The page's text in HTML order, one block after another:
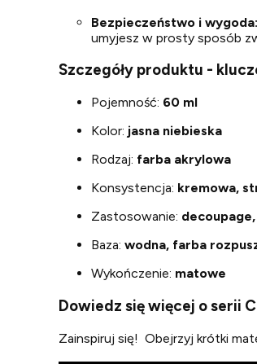
Bezpieczeństwo i wygoda:
umyjesz w prosty sposób
Szczegóły produktu -
Pojemność: 60 ml
Kolor: jasna niebieska
Rodzaj: farba akrylowa
Konsystencja: kremowa,
Zastosowanie:
Baza: wodna, farba
Wykończenie: matowe
Dowiedz się więcej o serii
Zainspiruj się! Obejrzyj krótki